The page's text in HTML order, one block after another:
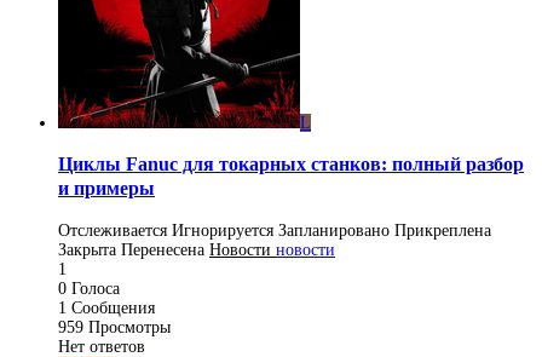
L
Циклы Fanuc для токарных станков: полный разбор
и примеры
Отслеживается Игнорируется Запланировано Прикреплена
Закрыта Перенесена Новости новости
1
0 Голоса
1 Сообщения
959 Просмотры
Нет ответов